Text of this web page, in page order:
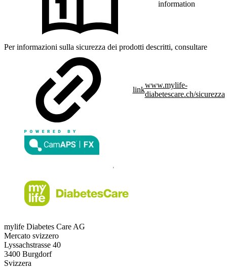
information
Per informazioni sulla sicurezza dei prodotti descritti, consultare
link
www.mylife-
diabetescare.ch/sicurezza
mylife Diabetes Care AG
Mercato svizzero
Lyssachstrasse 40
3400 Burgdorf
Svizzera